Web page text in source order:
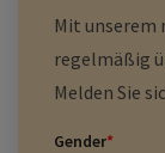
Mit unserem
regelmäßig
Melden Sie
Gender*